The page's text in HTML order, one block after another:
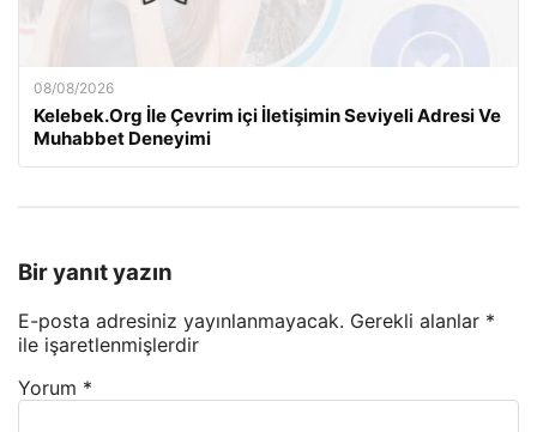
08/08/2026
Kelebek.Org İle Çevrim içi İletişimin Seviyeli Adresi Ve
Muhabbet Deneyimi
Bir yanıt yazın
E-posta adresiniz yayınlanmayacak. Gerekli alanlar *
ile işaretlenmişlerdir
Yorum *